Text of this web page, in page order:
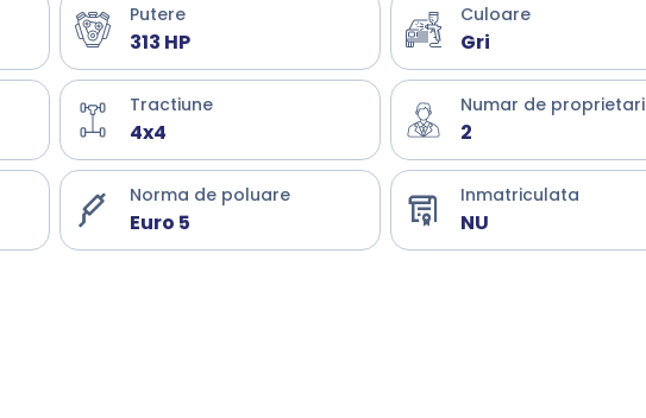
Putere
313 HP
Culoare
Gri
Tractiune
4x4
Numar de proprietari
2
Norma de poluare
Euro 5
Inmatriculata
NU